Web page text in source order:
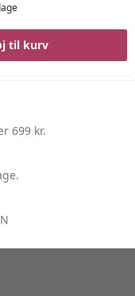
til kurv
699 kr.